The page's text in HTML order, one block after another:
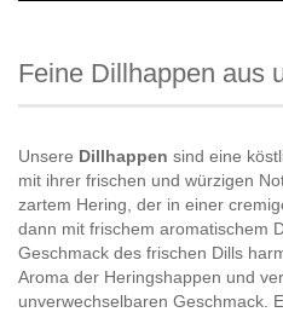
Feine Dillhappen aus
Unsere Dillhappen sind eine
mit ihrer frischen und würzigen
zartem Hering, der in einer
dann mit frischem aromatischem
Geschmack des frischen Dills
Aroma der Heringshappen und
unverwechselbaren Geschmack.